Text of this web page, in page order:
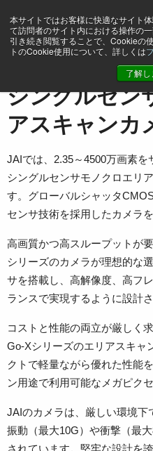
本サイトではお客様に快適なサイト
て訪問者のサイト内における操作の
引き続き閲覧することで、Cookieの
トのCookie使用について、詳しくは
了解
Area Scan Cameras シン
シングルセン
アスキャンカ
JAIでは、2.35～4500万画素
シングルセンサモノクロエリ
す。グローバルシャッタ
センサ技術を採用したカメラ
高画質かつ高スループットが
シリーズのカメラが理想的な
サを搭載し、高解像度、高フ
ランスで実現するように設計さ
コストと性能の両立が厳しく
Go-Xシリーズのエリアスキャ
クトで軽量ながら優れた性能
ン用途で利用可能なメガピク
JAIのカメラは、厳しい環境下
振動（最大10G）や衝撃（最
されています。堅牢な設計を